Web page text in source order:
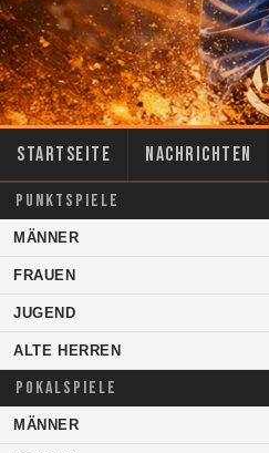
Startseite Nachrichten
PUNKTSPIELE
MÄNNER
FRAUEN
JUGEND
ALTE HERREN
POKALSPIELE
MÄNNER